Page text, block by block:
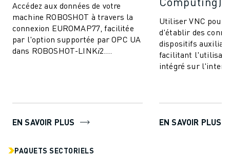
Accédez aux données de votre
machine ROBOSHOT à travers la
connexion EUROMAP77, facilitée
par l'option supportée par OPC UA
dans ROBOSHOT-LINK𝑖2.
EN SAVOIR PLUS
Utiliser VNC pour
d'établir des
dispositifs
facilitant
intégré sur
EN SAVOIR PLUS
PAQUETS SECTORIELS